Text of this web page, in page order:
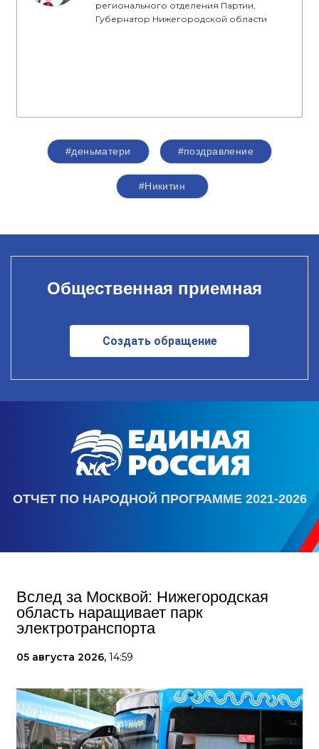
регионального отделения Партии,
Губернатор Нижегородской области
#деньматери #поздравление
#Никитин
Общественная приемная
Создать обращение
ОТЧЕТ ПО НАРОДНОЙ ПРОГРАММЕ 2021-2026
Вслед за Москвой: Нижегородская
область наращивает парк
электротранспорта
05 августа 2026, 14:59